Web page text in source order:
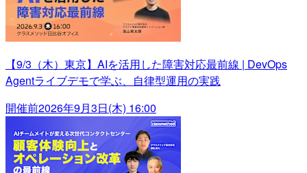
【9/3（木）東京】AIを活用した障害対応最前線 | DevOps
Agentライブデモで学ぶ、自律型運用の実践
開催前2026年9月3日(木) 16:00